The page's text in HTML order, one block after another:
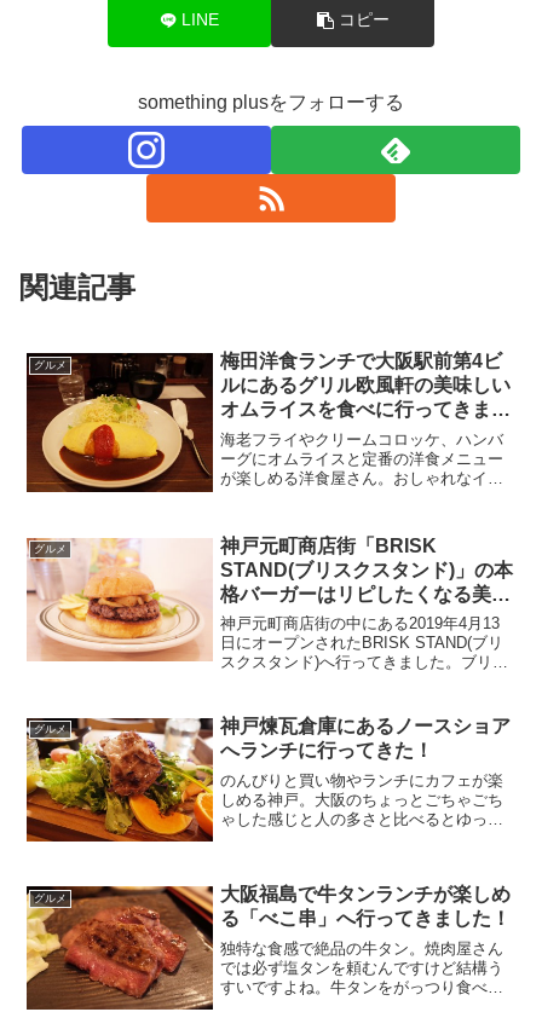
LINE コピー
something plusをフォローする
関連記事
グルメ
梅田洋食ランチで大阪駅前第4ビ
ルにあるグリル欧風軒の美味しい
オムライスを食べに行ってきまし
た！
海老フライやクリームコロッケ、ハンバ
ーグにオムライスと定番の洋食メニュー
が楽しめる洋食屋さん。おしゃれなイタ
回は梅田大阪駅前第4ビルにある美味しく
て人気の洋食屋さん「グ...
グルメ
神戸元町商店街「BRISK
STAND(ブリスクスタンド)」の本
格バーガーはリピしたくなる美味
しさ！
神戸元町商店街の中にある2019年4月13
日にオープンされたBRISK STAND(ブリ
スクスタンド)へ行ってきました。ブリス
HAMBURGER」の元祖「切ったやつハン
バーガー...
グルメ
神戸煉瓦倉庫にあるノースショア
へランチに行ってきた！
のんびりと買い物やランチにカフェが楽
しめる神戸。大阪のちょっとごちゃごち
ゃした感じと人の多さと比べるとゆっく
ア神戸にランチに行って来...
グルメ
大阪福島で牛タンランチが楽しめ
る「べこ串」へ行ってきました！
独特な食感で絶品の牛タン。焼肉屋さん
では必ず塩タンを頼むんですけど結構う
すいですよね。牛タンをがっつり食べた